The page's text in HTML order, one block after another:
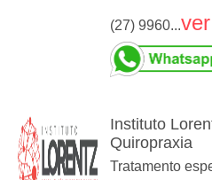
(27) 9960...
Instituto
Quiropraxia
Tratamento